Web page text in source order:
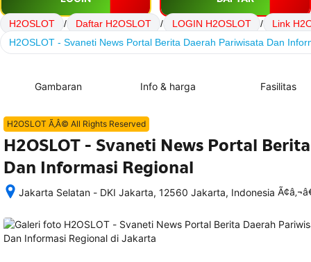
H2OSLOT / Daftar H2OSLOT / LOGIN H2OSLOT /
Link
H2OSLOT - Svaneti News Portal Berita Daerah Pariwisata Dan
Gambaran Info & harga Fasilitas
H2OSLOT Ã‚Â© All Rights Reserved
H2OSLOT - Svaneti News Portal
Dan Informasi Regional
Jakarta Selatan - DKI Jakarta, 12560 Jakarta, Indonesia
memesan,
semua